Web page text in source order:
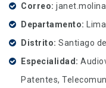
Correo
Departamento Lima
Distrito Santiago
Especialidad
Patentes,